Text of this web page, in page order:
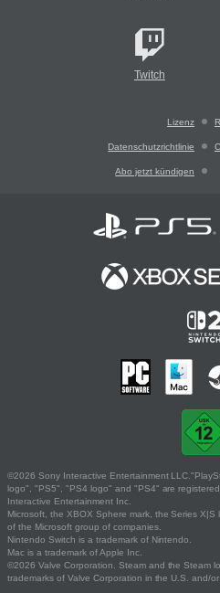
Twitch
Lizenz
Datenschutzrichtlinie
Abo jetzt kündigen
©2026 Sony Interactive Entertainment
logo", "PS5", "PS4 logo" and "PS4" are
Interactive Entertainment Inc.
Microsoft, the XBOX Sphere mark, the Series
of the Microsoft group of companies.
Nintendo Switch is a trademark of Nintendo.
Mac is a trademark of Apple Inc.
©2026 Valve Corporation. Steam and the Steam
trademarks of Valve Corporation in the U.S. and/